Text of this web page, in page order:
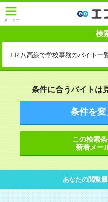
メニュー
検
ＪＲ八高線で学校事務のバイト一
条件に合うバイトは
条件を
この検索
新着メー
あなたの閲覧